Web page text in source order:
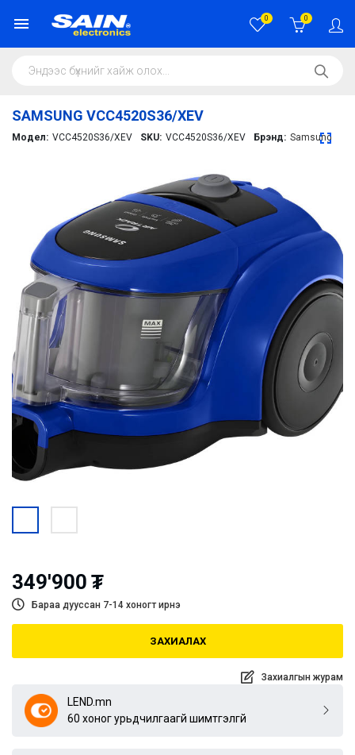
0 0
SAMSUNG VCC4520S36/XEV
Модел: VCC4520S36/XEV SKU: VCC4520S36/XEV Брэнд: Samsung
349'900 ₮
Бараа дууссан 7-14 хоногт ирнэ
ЗАХИАЛАХ
Захиалгын журам
LEND.mn
60 хоног урьдчилгаагүй шимтгэлгүй